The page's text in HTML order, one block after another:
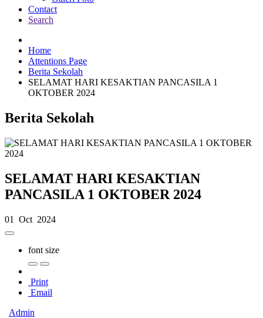
Contact
Search
Home
Attentions Page
Berita Sekolah
SELAMAT HARI KESAKTIAN PANCASILA 1
OKTOBER 2024
Berita Sekolah
SELAMAT HARI KESAKTIAN
PANCASILA 1 OKTOBER 2024
01 Oct 2024
font size
Print
Email
Admin